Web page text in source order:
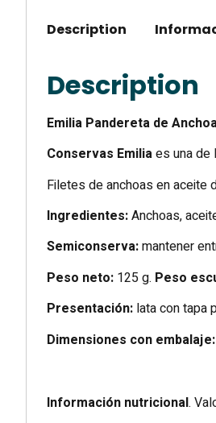
Description
Description
Emilia Pandereta de
Conservas Emiliaes una de
Filetes de anchoas en aceite
Ingredientes:Anchoas,
Semiconserva:mantener
Peso neto: 125 g. Peso
Presentación: lata con tapa
Dimensiones con embalaje:
Información nutricional.